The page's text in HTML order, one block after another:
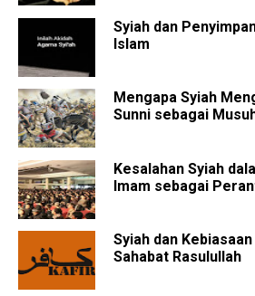
Syiah dan
Islam
Mengapa Syiah
Sunni sebagai
Kesalahan Syiah
Imam sebagai
Syiah dan
Sahabat Rasulullah